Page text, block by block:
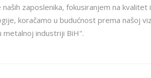
zaposlenika, fokusiranjem na
koračamo u budućnost prema našoj
industriji BiH".